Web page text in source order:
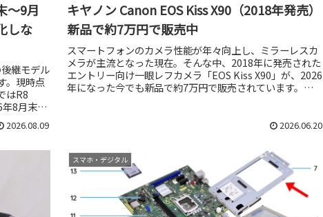
～9月
しな
継モデル
。現時点
はR8
8月末
2026.08.09
キヤノン Canon EOS Kiss X90（2018年発売）
新品で約7万円で販売中
スマートフォンのカメラ性能が年々向上し、ミラーレスカ
メラが主流となった現在。そんな中、2018年に発売された
エントリー向け一眼レフカメラ「EOS Kiss X90」が、2026
年になった今でも新品で約7万円で販売されています。
2026.06.20
スマホ・デジタル